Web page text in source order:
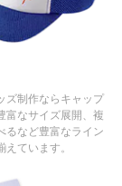
ズ制作ならキャップ
富なサイズ展開、複
るなど豊富なライン
ています。